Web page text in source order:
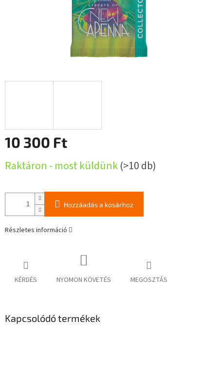
10 300 Ft
Raktáron - most küldünk(>10 db)
Hozzáadás a kosárhoz
Részletes információ
KÉRDÉS NYOMON KÖVETÉS MEGOSZTÁS
Kapcsolódó termékek